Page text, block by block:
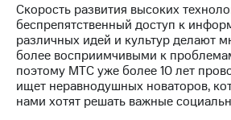
Достижения
Интервью
Финансовая
отчетность
Скорость развития высоких
беспрепятственный доступ к
различных идей и культур делают
более восприимчивыми к
поэтому МТС уже более 10 лет
ищет неравнодушных новаторов,
нами хотят решать важные